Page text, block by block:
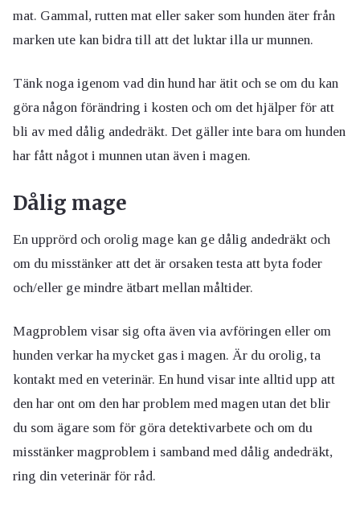
mat. Gammal, rutten mat eller saker som hunden äter från
marken ute kan bidra till att det luktar illa ur munnen.
Tänk noga igenom vad din hund har ätit och se om du kan
göra någon förändring i kosten och om det hjälper för att
bli av med dålig andedräkt. Det gäller inte bara om hunden
har fått något i munnen utan även i magen.
Dålig mage
En upprörd och orolig mage kan ge dålig andedräkt och
om du misstänker att det är orsaken testa att byta foder
och/eller ge mindre ätbart mellan måltider.
Magproblem visar sig ofta även via avföringen eller om
hunden verkar ha mycket gas i magen. Är du orolig, ta
kontakt med en veterinär. En hund visar inte alltid upp att
den har ont om den har problem med magen utan det blir
du som ägare som för göra detektivarbete och om du
misstänker magproblem i samband med dålig andedräkt,
ring din veterinär för råd.